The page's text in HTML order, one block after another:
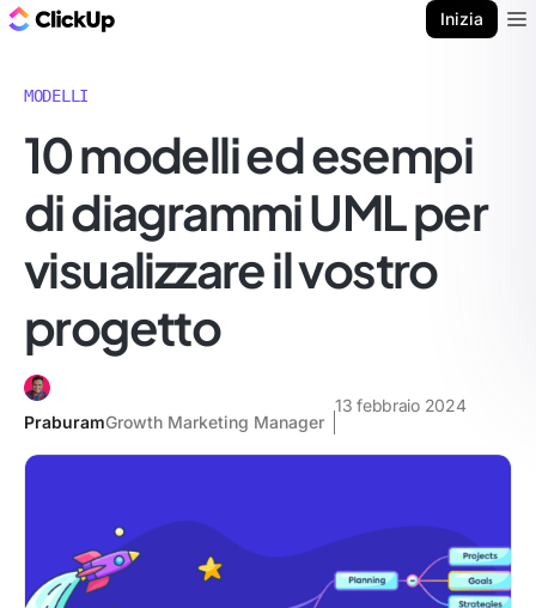
Inizia
MODELLI
10 modelli ed esempi
di diagrammi UML per
visualizzare il vostro
progetto
PraburamGrowth Marketing Manager
13 febbraio 2024